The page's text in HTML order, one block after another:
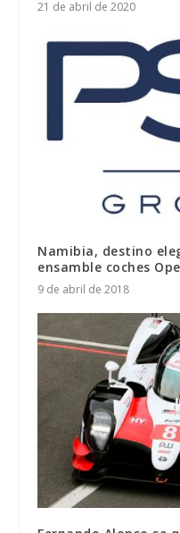
21 de abril de 2020
Namibia, destino
ensamble coches
9 de abril de 2018